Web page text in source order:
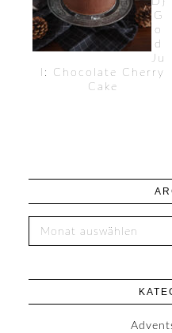
G
o
d
Ju
l: Chocolate Cherry
Cake